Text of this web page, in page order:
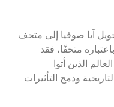
في عام 1935، تم تحويل آيا صوفيا إلى متحف
متحفًا، فقد
الذين أتوا
ودمج التأثيرات